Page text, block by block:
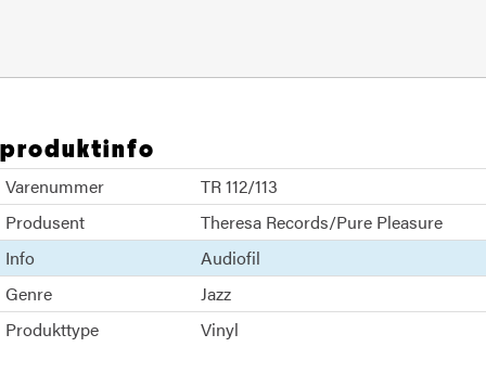
produktinfo
Varenummer
TR 112/113
Produsent
Theresa Records/Pure Pleasure
Info
Audiofil
Genre
Jazz
Produkttype
Vinyl